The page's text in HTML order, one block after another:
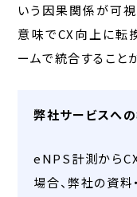
いう因果関係が可
意味でCX向上に転
ームで統合すること
弊社サービスへ
eNPS計測から
場合、弊社の資料